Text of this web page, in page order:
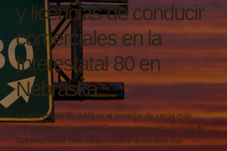
y licencias de conducir
comerciales en la
Interestatal 80 en
Nebraska.
La Interestatal 80 (I-80) es el corredor de carga más
importante de Nebraska. Con una extensión de más de
724 kilómetros (450 millas) desde la frontera con